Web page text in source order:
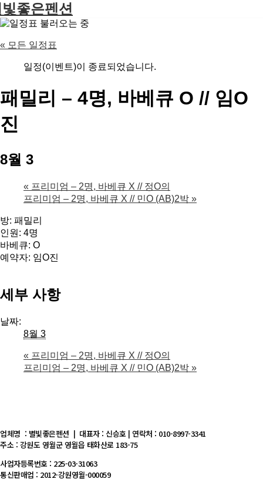
좋은펜션
« 모든 일정표
일정(이벤트)이 종료되었습니다.
패밀리 – 4명, 바베큐 O // 임O
진
8월 3
« 프리미엄 – 2명, 바베큐 X // 정O의
프리미엄 – 2명, 바베큐 X // 민O (AB)2박 »
방: 패밀리
인원: 4명
바베큐: O
예약자: 임O진
세부 사항
날짜:
8월 3
« 프리미엄 – 2명, 바베큐 X // 정O의
프리미엄 – 2명, 바베큐 X // 민O (AB)2박 »
업체명 : 별빛좋은펜션 | 대표자 : 신승호 | 연락처 : 010-8997-3341
주소 : 강원도 영월군 영월읍 태화산로 183-75
사업자등록번호 : 225-03-31063
통신판매업 : 2012-강원영월-000059